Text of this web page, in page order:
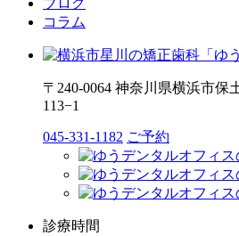
ブログ
コラム
〒240-0064 神奈川県横浜市保
113−1
045-331-1182 ご予約
診療時間